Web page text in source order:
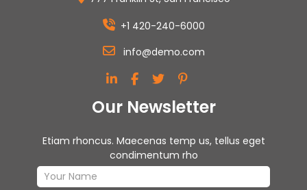
+1 420-240-6000
info@demo.com
Our Newsletter
Etiam rhoncus. Maecenas temp us, tellus eget
condimentum rho